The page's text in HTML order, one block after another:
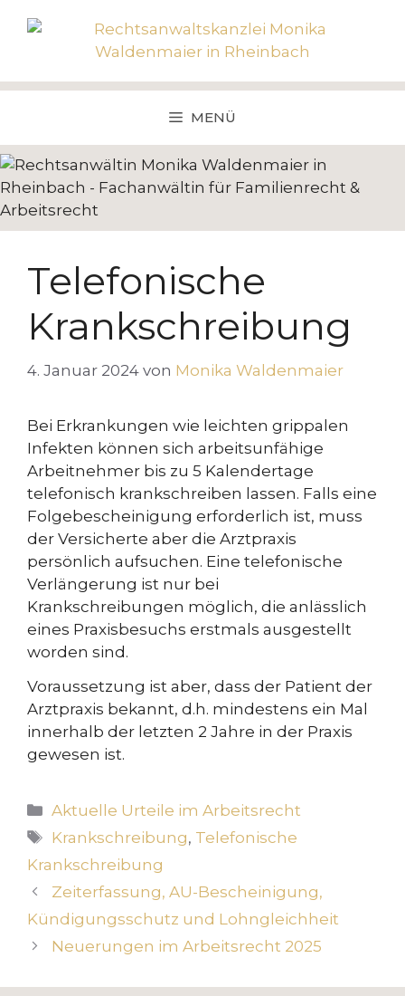
Inhalt
MENÜ
Telefonische
Krankschreibung
4. Januar 2024 von Monika Waldenmaier
Bei Erkrankungen wie leichten grippalen
Infekten können sich arbeitsunfähige
Arbeitnehmer bis zu 5 Kalendertage
telefonisch krankschreiben lassen. Falls eine
Folgebescheinigung erforderlich ist, muss
der Versicherte aber die Arztpraxis
persönlich aufsuchen. Eine telefonische
Verlängerung ist nur bei
Krankschreibungen möglich, die anlässlich
eines Praxisbesuchs erstmals ausgestellt
worden sind.
Voraussetzung ist aber, dass der Patient der
Arztpraxis bekannt, d.h. mindestens ein Mal
innerhalb der letzten 2 Jahre in der Praxis
gewesen ist.
Kategorien
Aktuelle Urteile im Arbeitsrecht
Schlagwörter
Krankschreibung, Telefonische
Krankschreibung
Zeiterfassung, AU-Bescheinigung,
Kündigungsschutz und Lohngleichheit
Neuerungen im Arbeitsrecht 2025